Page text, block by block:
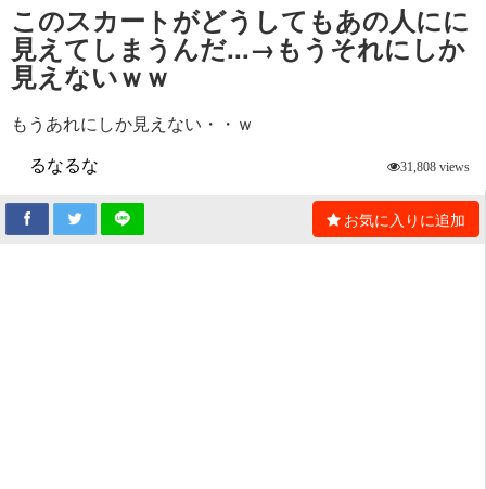
このスカートがどうしてもあの人にに
見えてしまうんだ...→もうそれにしか
見えないｗｗ
もうあれにしか見えない・・ｗ
るなるな
31,808 views
お気に入りに追加